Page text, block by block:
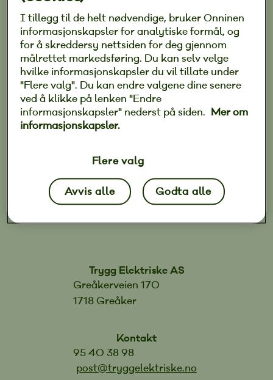
Tore Kjexrud og Lars Ole Kultorp. Vi har
lang og bred erfaring som tidligere eiere i
El-Tjenesten og som servicemontører for
Siemens Installasjon/Bravida
Installasjon.
Vi leverer alt av elektroinstallasjoner og
dekker både det private- og
næringsmarkedet med fokus på kvalitet i
oppdrag enten de er små eller store.
Det som er viktig for oss er at du som
kunde blir 100 prosent fornøyd med
arbeidet som utføres!
Trygg Elektriske AS
Greåkerveien 170
1718 Greåker
Kontakt
95 40 38 98
post@tryggelektriske.no
I tillegg til de helt nødvendige, bruker Onninen
informasjonskapsler for analytiske formål, og
for å skreddersy nettsiden for deg gjennom
målrettet markedsføring. Du kan selv velge
hvilke informasjonskapsler du vil tillate under
"Flere valg". Du kan endre valgene dine senere
ved å klikke på lenken "Endre
informasjonskapsler" nederst på siden. Mer om
informasjonskapsler.
Flere valg
Avvis alle Godta alle